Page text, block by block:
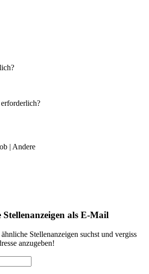
| Andere
Stellenanzeigen als E-Mail
Stellenanzeigen suchst und vergiss
anzugeben!